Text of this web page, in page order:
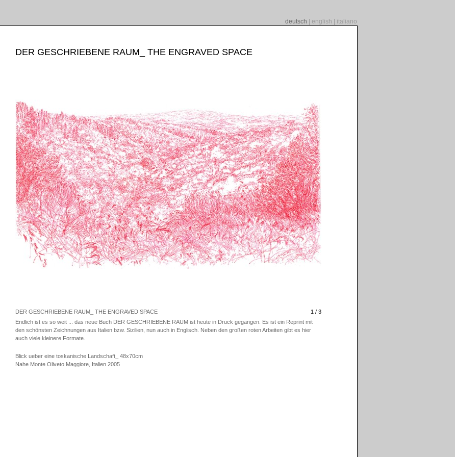
deutsch english italiano
DER GESCHRIEBENE RAUM_ THE ENGRAVED SPACE
1 / 3
DER GESCHRIEBENE RAUM_ THE ENGRAVED SPACE
Endlich ist es so weit ... das neue Buch DER GESCHRIEBENE RAUM ist heute in Druck gegangen. Es ist ein Reprint mit
den schönsten Zeichnungen aus Italien bzw. Sizilien, nun auch in Englisch. Neben den großen roten Arbeiten gibt es hier
auch viele kleinere Formate.
Blick ueber eine toskanische Landschaft_ 48x70cm
Nahe Monte Oliveto Maggiore, Italien 2005